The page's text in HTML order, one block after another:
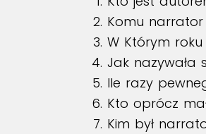
Komu narrator
W Którym
Jak nazywała
Ile razy
Kto oprócz
Kim był